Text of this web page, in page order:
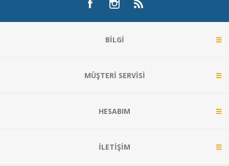
BILGI
MÜŞTERI SERVISI
HESABIM
İLETIŞIM